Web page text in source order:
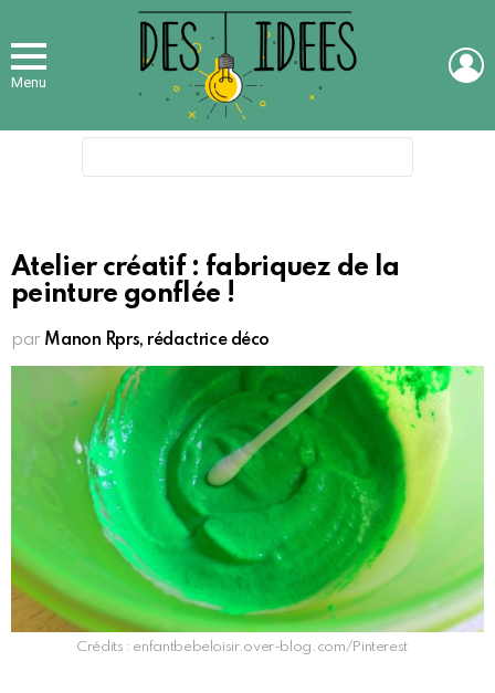
Menu
Atelier créatif : fabriquez de la
peinture gonflée !
par Manon Rprs, rédactrice déco
Crédits : enfantbebeloisir.over-blog.com/Pinterest